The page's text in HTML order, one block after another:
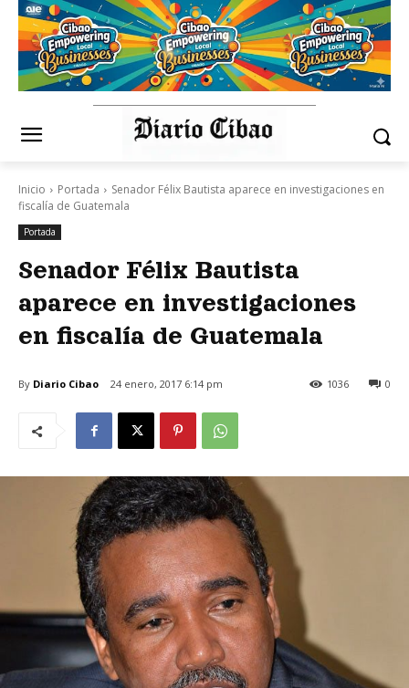
Inicio Portada
Senador Félix Bautista aparece en investigaciones en
fiscalía de Guatemala
Portada
Senador Félix Bautista
aparece en investigaciones
en fiscalía de Guatemala
By Diario Cibao 24 enero, 2017 6:14 pm 0
1036